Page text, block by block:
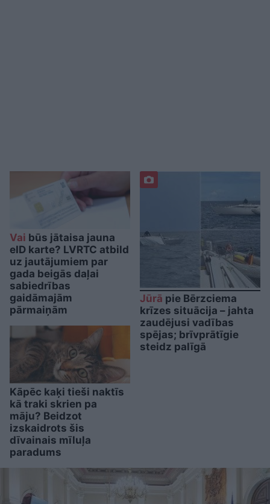
Vai būs jātaisa jauna
eID karte? LVRTC atbild
uz jautājumiem par
gada beigās daļai
sabiedrības
gaidāmajām
pārmaiņām
Kāpēc kaķi tieši naktīs
kā traki skrien pa
māju? Beidzot
izskaidrots šis
dīvainais mīluļa
paradums
Jūrā pie Bērzciema
krīzes situācija – jahta
zaudējusi vadības
spējas; brīvprātīgie
steidz palīgā